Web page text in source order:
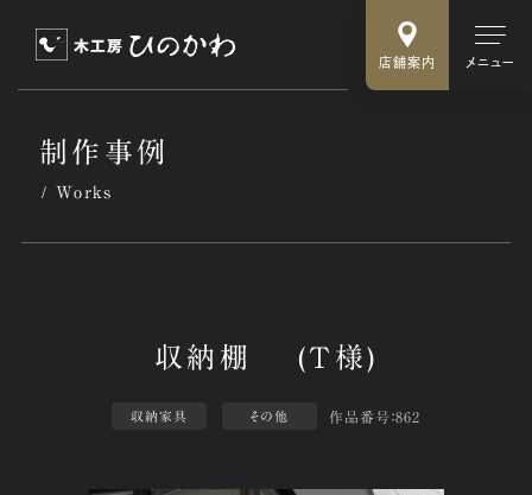
店舗案内 メニュー
制作事例
Works
収納家具 その他 作品番号：862